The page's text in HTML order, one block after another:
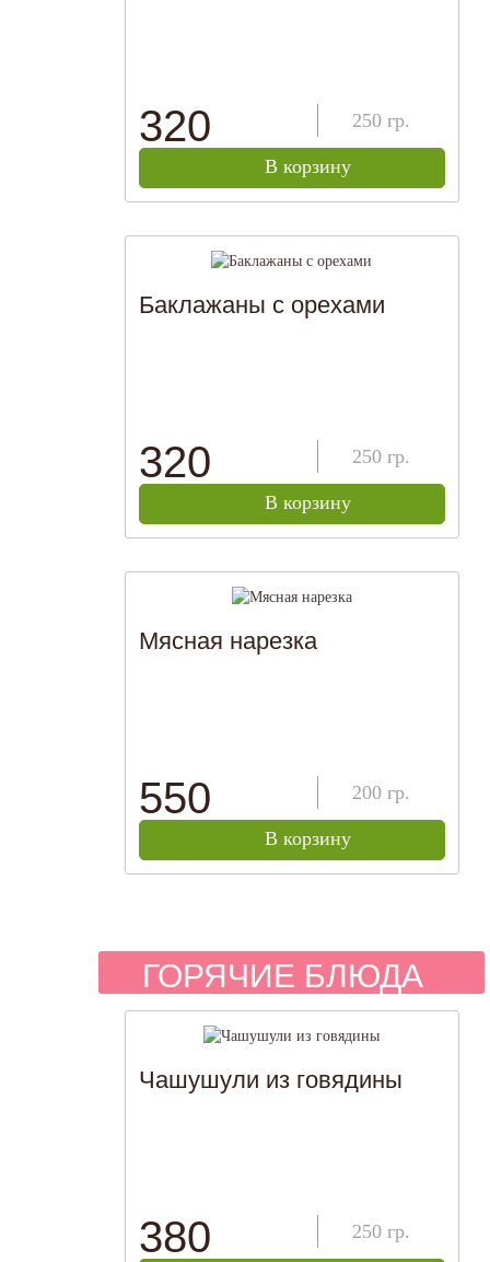
320 250 гр.
В корзину
Баклажаны с орехами
320 250 гр.
В корзину
Мясная нарезка
550 200 гр.
В корзину
ГОРЯЧИЕ БЛЮДА
Чашушули из говядины
380 250 гр.